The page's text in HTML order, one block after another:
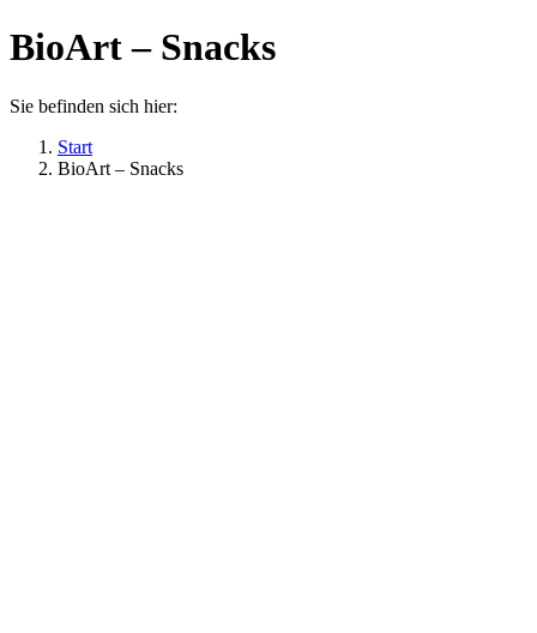
BioArt – Snacks
Sie befinden sich hier:
Start
BioArt – Snacks